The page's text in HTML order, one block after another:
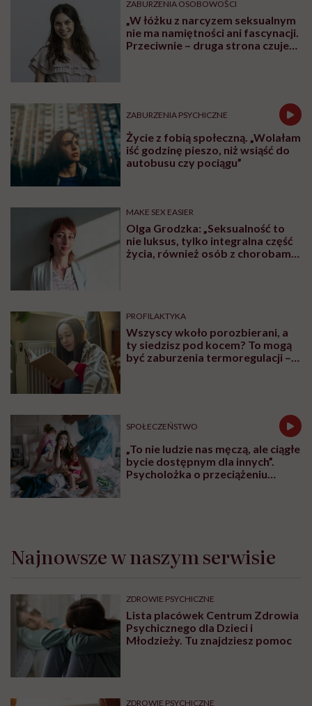
ZABURZENIA OSOBOWOŚCI
„W łóżku z narcyzem seksualnym
nie ma namiętności ani fascynacji.
Przeciwnie – druga strona czuje
ZABURZENIA PSYCHICZNE
Życie z fobią społeczną. „Wolałam
iść godzinę pieszo, niż wsiąść do
autobusu czy pociągu”
MAKE SEX EASIER
Olga Grodzka: „Seksualność to
nie luksus, tylko integralna część
życia, również osób z chorobami
PROFILAKTYKA
Wszyscy wkoło porozbierani, a
ty siedzisz pod kocem? To mogą
być zaburzenia termoregulacji –
SPOŁECZEŃSTWO
„To nie ludzie nas męczą, ale ciągłe
bycie dostępnym dla innych”.
Psycholożka o przeciążeniu
Najnowsze w naszym serwisie
ZDROWIE PSYCHICZNE
Lista placówek Centrum Zdrowia
Psychicznego dla Dzieci i
Młodzieży. Tu znajdziesz pomoc
ZDROWIE PSYCHICZNE